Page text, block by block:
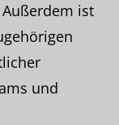
ist
und